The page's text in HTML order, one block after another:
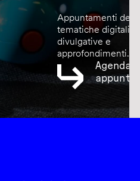
Appuntamenti
tematiche digitali,
divulgative e
approfondimenti.
Agenda